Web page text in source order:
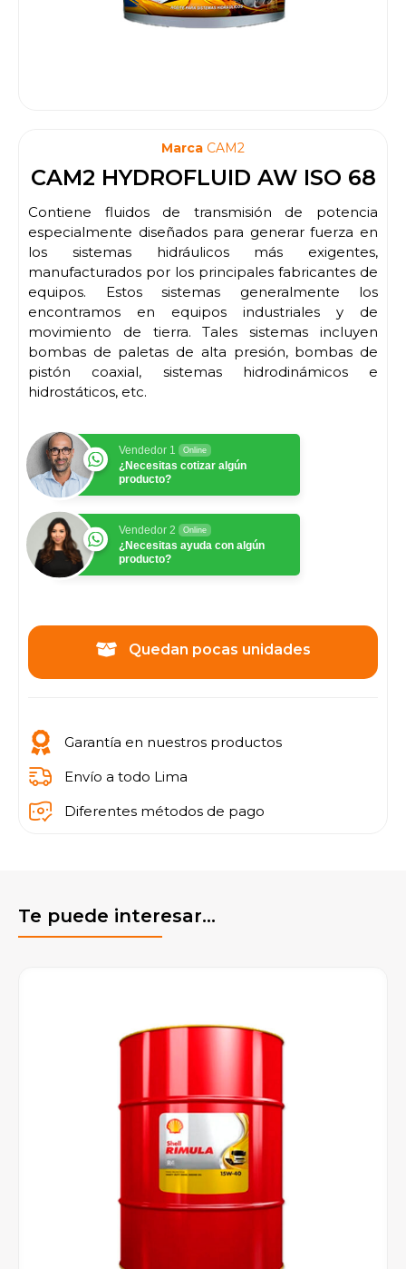
Marca CAM2
CAM2 HYDROFLUID AW ISO 68
Contiene fluidos de transmisión de potencia
especialmente diseñados para generar fuerza en
los sistemas hidráulicos más exigentes,
manufacturados por los principales fabricantes de
equipos. Estos sistemas generalmente los
encontramos en equipos industriales y de
movimiento de tierra. Tales sistemas incluyen
bombas de paletas de alta presión, bombas de
pistón coaxial, sistemas hidrodinámicos e
hidrostáticos, etc.
Vendedor 1 Online
¿Necesitas cotizar algún
producto?
Vendedor 2 Online
¿Necesitas ayuda con algún
producto?
Quedan pocas unidades
Garantía en nuestros productos
Envío a todo Lima
Diferentes métodos de pago
Te puede interesar...